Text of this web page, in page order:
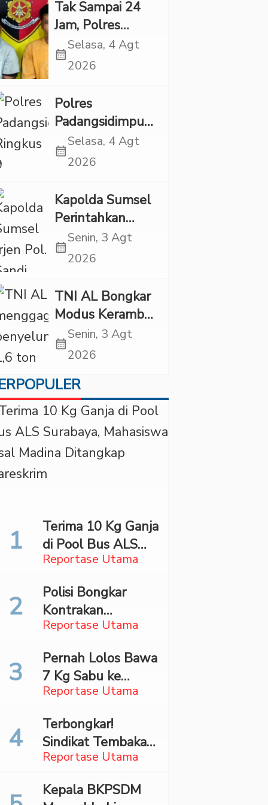
Tak Sampai 24
Jam, Polres
Tapsel Tangkap
Dua Pencuri
calendar_month
Selasa, 4 Agt
2026
Polres
Padangsidimpuan
Ringkus 9
Tersangka Kasus
Penganiayaan
calendar_month
Selasa, 4 Agt
2026
Kapolda Sumsel
Perintahkan
Patroli Masif,
Pelaku Karhutla
Tindakan Tegas
calendar_month
Senin, 3 Agt
2026
TNI AL Bongkar
Modus Keramba
Apung, 1,6 Ton
Pasir Timah
Diselundupkan
calendar_month
Senin, 3 Agt
2026
Reportase Utama
Terima 10 Kg Ganja
di Pool Bus ALS
Surabaya,
Madina Ditangkap
Bareskrim
Reportase Utama
Polisi Bongkar
Kontrakan
Penyimpan 27,96
Reportase Utama
Pernah Lolos Bawa
7 Kg Sabu ke
Jakarta Pilot
Dibekuk Saat Bawa
70 Ribu Pil Ekstasi
Di Bandara Soetta
Reportase Utama
Terbongkar!
Sindikat Tembakau
Sintetis Bermodus
di Jaksel
Kepala BKPSDM